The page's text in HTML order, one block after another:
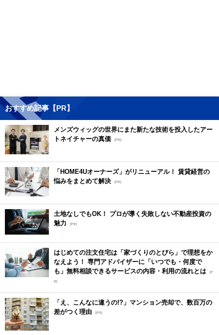
おすすめ記事【PR】
メンズウィッグの世界にまた新たな技術を投入したアー
トネイチャーの真価 [PR]
「HOME4Uオーナーズ」がリニューアル！ 賃貸経営の
悩みをまとめて解決 [PR]
土地なしでもOK！ プロが導く失敗しない不動産投資の
魅力
[PR]
はじめての注文住宅は「家づくりのとびら」で理想をか
なえよう！ 専門アドバイザーに「いつでも・何度で
も」無料相談できるサービスの内容・利用の流れとは [P
R]
「え、こんなに違うの!?」マンション売却で、数百万の
差がつく理由 [PR]